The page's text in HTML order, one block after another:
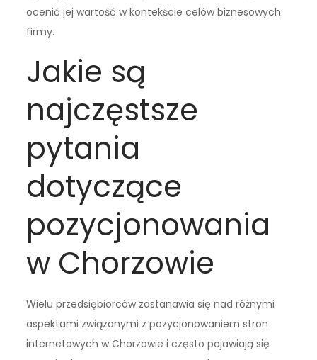
ocenić jej wartość w kontekście celów biznesowych
firmy.
Jakie są
najczęstsze
pytania
dotyczące
pozycjonowania
w Chorzowie
Wielu przedsiębiorców zastanawia się nad różnymi
aspektami związanymi z pozycjonowaniem stron
internetowych w Chorzowie i często pojawiają się